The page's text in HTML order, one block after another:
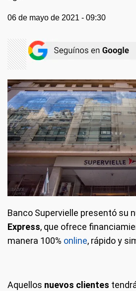
06 de mayo de 2021 - 09:30
Banco Supervielle presentó su
Express, que ofrece
manera 100% online, rápido y
Aquellos nuevos clientes